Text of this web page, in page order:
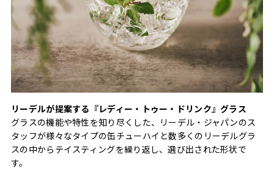
リーデルが提案する『レディー・トゥー・ドリンク』グラス
グラスの機能や特性を知り尽くした、リーデル・ジャパンのス
タッフが様々なタイプの缶チューハイと数多くのリーデルグラ
スの中からテイスティングを繰り返し、選び出された形状で
す。